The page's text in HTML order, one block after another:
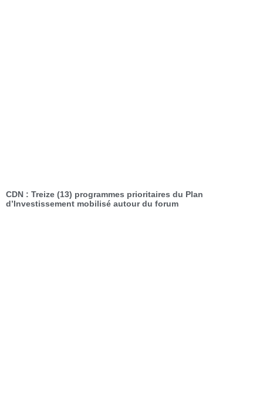
CDN : Treize (13) programmes prioritaires du Plan
d’Investissement mobilisé autour du forum